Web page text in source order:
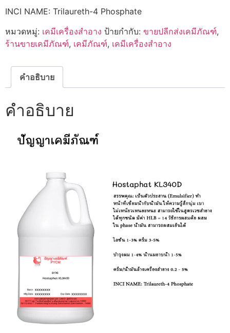
INCI NAME: Trilaureth-4 Phosphate
หมวดหมู่: เคมีเครื่องสำอาง ป้ายกำกับ: ขายปลีกส่งเคมีภัณฑ์,
ร้านขายเคมีภัณฑ์, เคมีภัณฑ์, เคมีเครื่องสำอาง
คำอธิบาย
คำอธิบาย